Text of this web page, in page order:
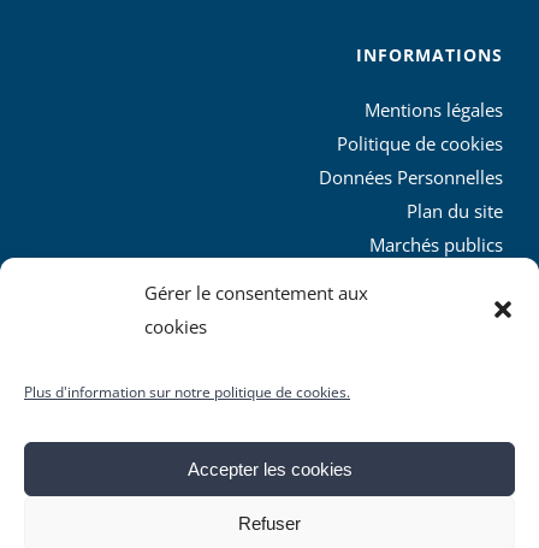
Gérer le consentement aux
cookies
Plus d'information sur notre politique de cookies.
Accepter les cookies
Refuser
INFORMATIONS
Mentions légales
Politique de cookies
Données Personnelles
Plan du site
Marchés publics
L’agglo recrute
réservés